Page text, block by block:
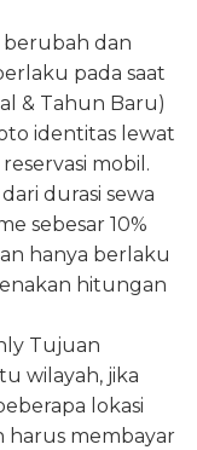
dan
pada saat
& Tahun Baru)
identitas lewat
mobil.
durasi sewa
sebesar 10%
hanya berlaku
hitungan
Tujuan
wilayah, jika
lokasi
harus membayar